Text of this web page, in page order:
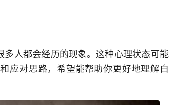
人都会经历的现象。这种心理状态可能
应对思路，希望能帮助你更好地理解自